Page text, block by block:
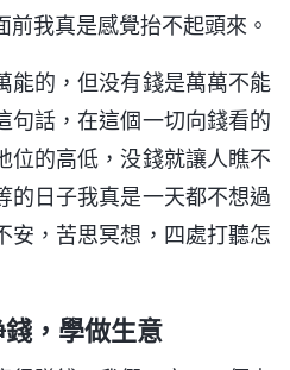
我真是感覺抬不起頭來。
能的，但没有錢是萬萬不能
句話，在這個一切向錢看的
位的高低，没錢就讓人瞧不
的日子我真是一天都不想過
安，苦思冥想，四處打聽怎
，學做生意